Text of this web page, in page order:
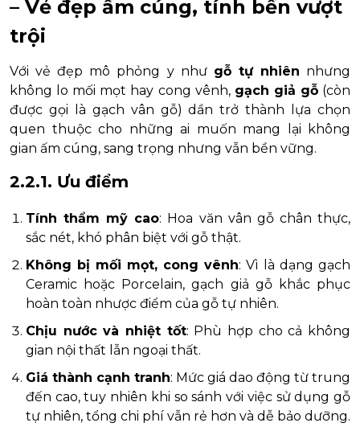
– Vẻ đẹp ấm cúng, tính bền vượt
trội
Với vẻ đẹp mô phỏng y như gỗ tự nhiên nhưng
không lo mối mọt hay cong vênh, gạch giả gỗ(còn
được gọi là gạch vân gỗ) dần trở thành lựa chọn
quen thuộc cho những ai muốn mang lại không
gian ấm cúng, sang trọng nhưng vẫn bền vững.
2.2.1. Ưu điểm
Tính thẩm mỹ cao: Hoa văn vân gỗ chân thực,
sắc nét, khó phân biệt với gỗ thật.
Không bị mối mọt, cong vênh: Vì là dạng gạch
Ceramic hoặc Porcelain, gạch giả gỗ khắc phục
hoàn toàn nhược điểm của gỗ tự nhiên.
Chịu nước và nhiệt tốt: Phù hợp cho cả không
gian nội thất lẫn ngoại thất.
Giá thành cạnh tranh: Mức giá dao động từ trung
đến cao, tuy nhiên khi so sánh với việc sử dụng gỗ
tự nhiên, tổng chi phí vẫn rẻ hơn và dễ bảo dưỡng.